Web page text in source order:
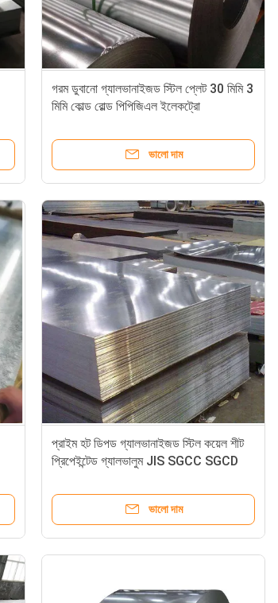
গরম ডুবানো গ্যালভানাইজড স্টিল প্লেট 30 মিমি 3
মিমি কোল্ড রোল্ড পিপিজিএল ইলেকট্রো
ভালো দাম
প্রাইম হট ডিপড গ্যালভানাইজড স্টিল কয়েল শীট
প্রিপেইন্টেড গ্যালভালুম JIS SGCC SGCD
ভালো দাম